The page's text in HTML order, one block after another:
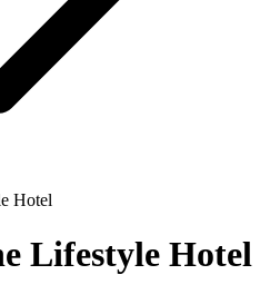
Hotel
Lifestyle Hotel